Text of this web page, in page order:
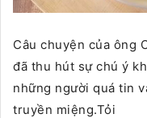
Câu chuyện của ông
đã thu hút sự chú ý
những người quá tin
truyền miệng.Tỏi